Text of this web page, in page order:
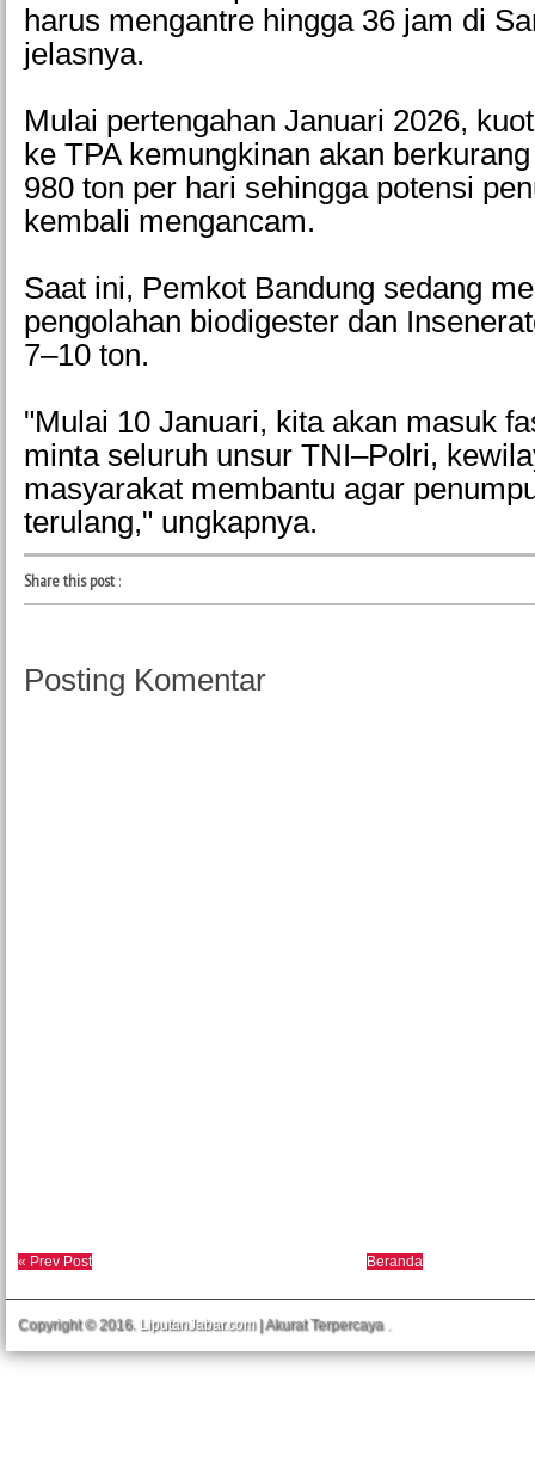
harus mengantre hingga 36 jam di
jelasnya.
Mulai pertengahan Januari 2026,
ke TPA kemungkinan akan
980 ton per hari sehingga potensi
kembali mengancam.
Saat ini, Pemkot Bandung sedang
pengolahan biodigester dan
7–10 ton.
"Mulai 10 Januari, kita akan masuk
minta seluruh unsur TNI–Polri,
masyarakat membantu agar
terulang," ungkapnya.
Share this post:
Posting Komentar
« Prev Post Beranda
Copyright © 2016. LiputanJabar.com| Akurat Terpercaya